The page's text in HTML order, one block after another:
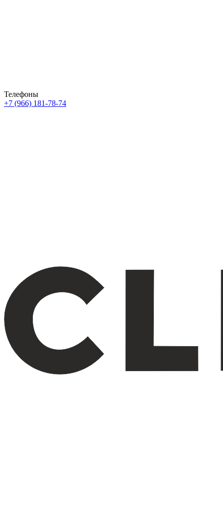
Телефоны
+7 (966) 181-78-74